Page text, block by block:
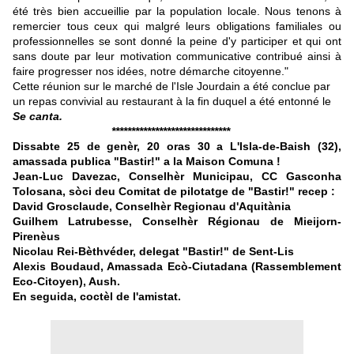
été très bien accueillie par la population locale. Nous tenons à
remercier tous ceux qui malgré leurs obligations familiales ou
professionnelles se sont donné la peine d'y participer et qui ont
sans doute par leur motivation communicative contribué ainsi à
faire progresser nos idées, notre démarche citoyenne."
Cette réunion sur le marché de l'Isle Jourdain a été conclue par
un repas convivial au restaurant à la fin duquel a été entonné le
Se canta.
******************************
Dissabte 25 de genèr, 20 oras 30 a L'Isla-de-Baish (32),
amassada publica "Bastir!" a la Maison Comuna !
Jean-Luc Davezac, Conselhèr Municipau, CC Gasconha
Tolosana, sòci deu Comitat de pilotatge de "Bastir!" recep :
David Grosclaude, Conselhèr Regionau d'Aquitània
Guilhem Latrubesse, Conselhèr Régionau de Mieijorn-
Pirenèus
Nicolau Rei-Bèthvéder, delegat "Bastir!" de Sent-Lis
Alexis Boudaud, Amassada Ecò-Ciutadana (Rassemblement
Eco-Citoyen), Aush.
En seguida, coctèl de l'amistat.